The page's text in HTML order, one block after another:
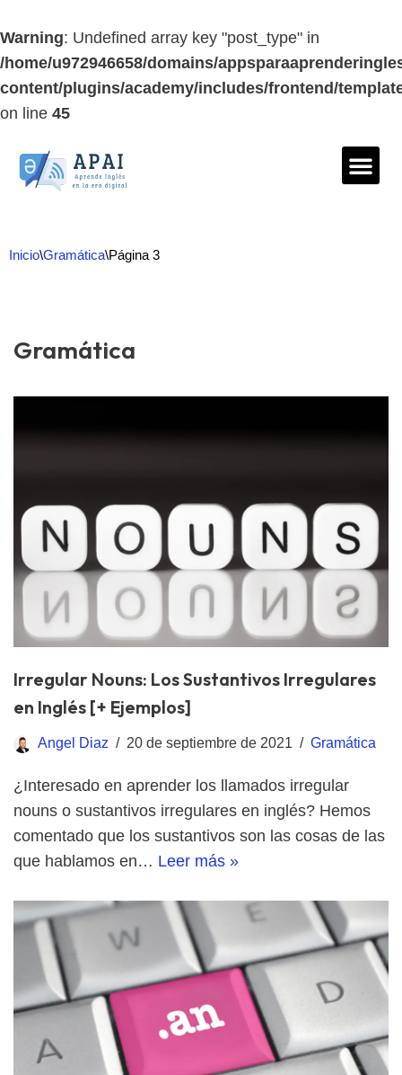
Warning: Undefined array key "post_type" in
/home/u972946658/domains/
content/plugins/academy/includes/frontend/
on line 45
Saltar
Inicio\Gramática\Página 3
Gramática
Irregular Nouns: Los Sustantivos Irregulares
en Inglés [+ Ejemplos]
Angel Diaz 20 de septiembre de 2021 Gramática
¿Interesado en aprender los llamados irregular
nouns o sustantivos irregulares en inglés? Hemos
comentado que los sustantivos son las cosas de las
que hablamos en… Leer más »